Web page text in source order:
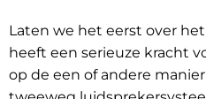
Laten we het eerst over
heeft een serieuze kracht
op de een of andere